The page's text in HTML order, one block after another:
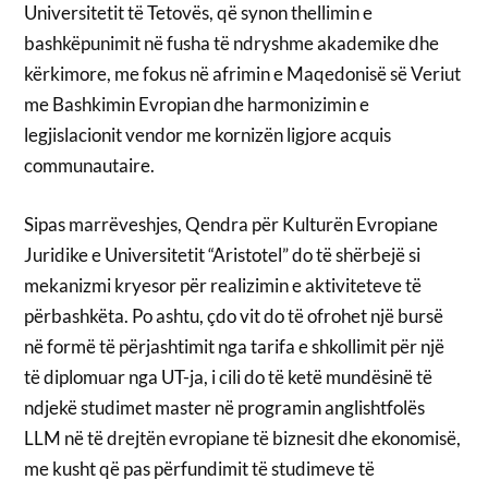
Universitetit të Tetovës, që synon thellimin e
bashkëpunimit në fusha të ndryshme akademike dhe
kërkimore, me fokus në afrimin e Maqedonisë së Veriut
me Bashkimin Evropian dhe harmonizimin e
legjislacionit vendor me kornizën ligjore acquis
communautaire.
Sipas marrëveshjes, Qendra për Kulturën Evropiane
Juridike e Universitetit “Aristotel” do të shërbejë si
mekanizmi kryesor për realizimin e aktiviteteve të
përbashkëta. Po ashtu, çdo vit do të ofrohet një bursë
në formë të përjashtimit nga tarifa e shkollimit për një
të diplomuar nga UT-ja, i cili do të ketë mundësinë të
ndjekë studimet master në programin anglishtfolës
LLM në të drejtën evropiane të biznesit dhe ekonomisë,
me kusht që pas përfundimit të studimeve të